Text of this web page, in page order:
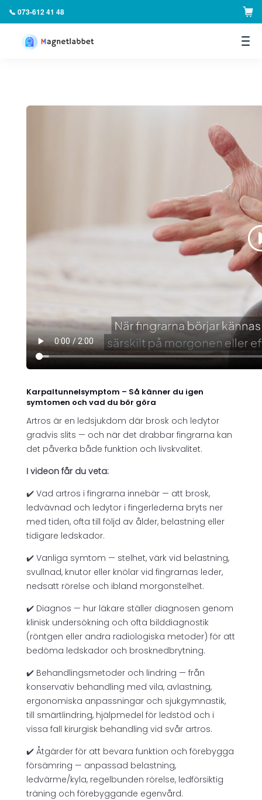
📞 073-612 41 48
Karpaltunnelsymptom – Så känner du igen
symtomen och vad du bör göra
Artros är en ledsjukdom där brosk och ledytor
gradvis slits — och när det drabbar fingrarna kan
det påverka både funktion och livskvalitet.
I videon får du veta:
✔️ Vad artros i fingrarna innebär — att brosk,
ledvävnad och ledytor i fingerlederna bryts ner
med tiden, ofta till följd av ålder, belastning eller
tidigare ledskador.
✔️ Vanliga symtom — stelhet, värk vid belastning,
svullnad, knutor eller knölar vid fingrarnas leder,
nedsatt rörelse och ibland morgonstelhet.
✔️ Diagnos — hur läkare ställer diagnosen genom
klinisk undersökning och ofta bilddiagnostik
(röntgen eller andra radiologiska metoder) för att
bedöma ledskador och brosknedbrytning.
✔️ Behandlingsmetoder och lindring — från
konservativ behandling med vila, avlastning,
ergonomiska anpassningar och sjukgymnastik,
till smärtlindring, hjälpmedel för ledstöd och i
vissa fall kirurgisk behandling vid svår artros.
✔️ Åtgärder för att bevara funktion och förebygga
försämring — anpassad belastning,
ledvärme/kyla, regelbunden rörelse, ledförsiktig
träning och förebyggande egenvård.